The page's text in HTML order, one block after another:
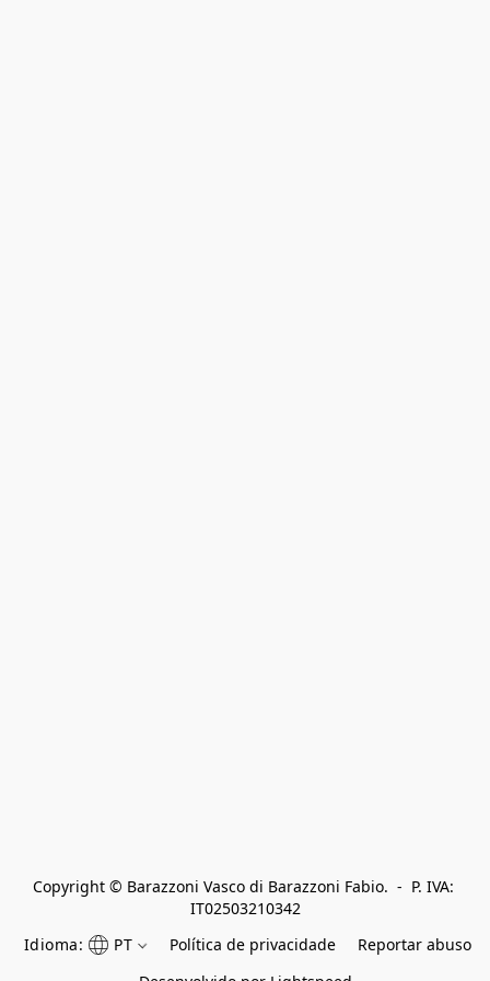
Copyright © Barazzoni Vasco di Barazzoni Fabio.  -  P. IVA:
IT02503210342
Idioma:
PT Política de privacidade
Reportar abuso